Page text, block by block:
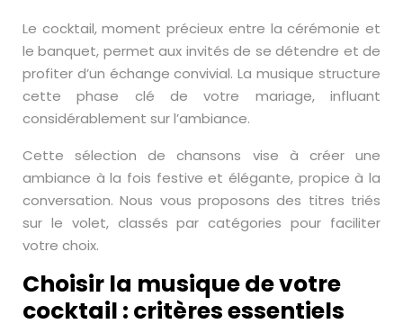
Le cocktail, moment précieux entre la cérémonie et
le banquet, permet aux invités de se détendre et de
profiter d’un échange convivial. La musique structure
cette phase clé de votre mariage, influant
considérablement sur l’ambiance.
Cette sélection de chansons vise à créer une
ambiance à la fois festive et élégante, propice à la
conversation. Nous vous proposons des titres triés
sur le volet, classés par catégories pour faciliter
votre choix.
Choisir la musique de votre
cocktail : critères essentiels